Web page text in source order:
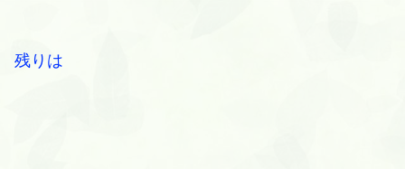
残りは